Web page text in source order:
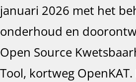
januari 2026 met het
onderhoud en
Open Source
Tool, kortweg